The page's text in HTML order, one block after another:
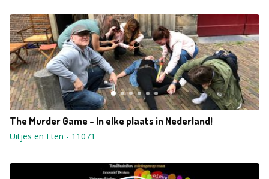
The Murder Game - In elke plaats in Nederland!
Uitjes en Eten - 11071